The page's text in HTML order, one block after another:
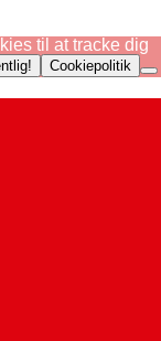
til at tracke dig
Cookiepolitik